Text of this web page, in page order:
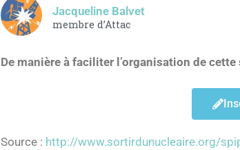
Jacqueline Balvet
membre d’Attac
De manière à faciliter l’organisation de
Source : http://www.sortirdunucleaire.org/